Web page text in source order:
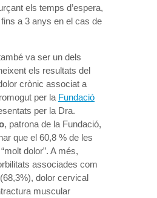
els temps d’espera,
fins a 3 anys en el cas de
va ser un dels
els resultats del
crònic associat a
per la Fundació
per la Dra.
, patrona de la Fundació,
que el 60,8 % de les
dolor”. A més,
associades com
dolor cervical
muscular